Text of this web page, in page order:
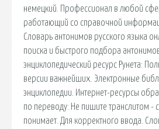
немецкий. Профессионал в любой
работающий со справочной
Словарь антонимов русского языка
поиска и быстрого подбора
энциклопедический ресурс Рунета:
версии важнейших. Электронные
энциклопедии. Интернет-ресурсы
по переводу: Не пишите транслитом -
понимает. Для корректного ввода.